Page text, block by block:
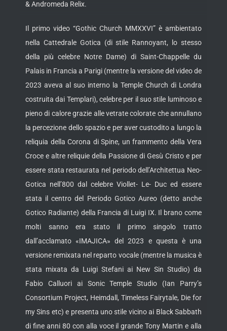
& Andromeda Relix.
Il primo video “Gothic Church MMXXVI” è ambientato
nella Cattedrale Gotica (di stile Rannoyant, lo stesso
della più celebre Notre Dame) di Saint-Chappelle du
Palais in Francia a Parigi (mentre la versione del video de
2023 aveva al suo interno la Temple Church di Londra
costruita dai Templari), celebre per il suo stile luminoso e
pieno di calore grazie alle vetrate colorate che annullano
la percezione dello spazio e per aver custodito a lungo la
reliquia della Corona di Spine, un frammento della Vera
Croce e altre reliquie della Passione di Gesù Cristo e per
essere stata restaurata nel periodo dell’Architettua Neo-
Gotica nell’800 dal celebre Viollet- Le- Duc ed essere
stata il centro del Periodo Gotico Aureo (detto anche
Gotico Radiante) della Francia di Luigi IX. Il brano come
molti sanno era stato il primo singolo tratto
dall’acclamato «IMAJICA» del 2023 e questa è una
versione remixata nel reparto vocale (mentre la musica è
stata mixata da Luigi Stefani ai New Sin Studio) da
Fabio Calluori ai Sonic Temple Studio (Ian Parry’s
Consortium Project, Heimdall, Timeless Fairytale, Die for
my Sins etc) e presenta uno stile vicino ai Black Sabbath
di fine anni 80 con alla voce il grande Tony Martin e alla